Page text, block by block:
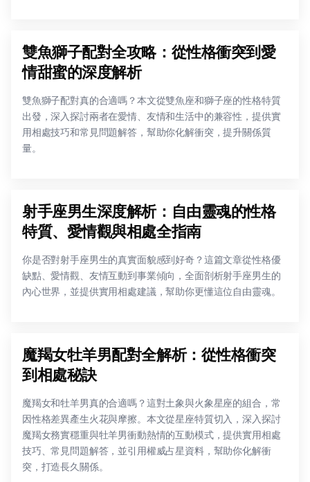
雙魚獅子配對全攻略：從性格衝突到愛
情甜蜜的深度解析
雙魚獅子配對真的合適嗎？本文從雙魚座和獅子座的性格特質
出發，深入探討兩者在愛情、友情和生活中的兼容性，提供實
用相處技巧和常見問題解答，幫助你化解衝突，提升關係質
量。
射手座男生深度解析：自由靈魂的性格
特質、愛情觀與相處全指南
你是否對射手座男生的真實面貌感到好奇？這篇文章從性格優
缺點、愛情觀、友情互動到事業傾向，全面剖析射手座男生的
內心世界，並提供實用相處建議，幫助你更懂這位自由靈魂。
魔羯女牡羊男配對全解析：從性格衝突
到相處秘訣
魔羯女和牡羊男真的合適嗎？這對土象與火象星座的組合，常
因性格差異產生火花與摩擦。本文從星座特質切入，深入探討
魔羯女務實穩重與牡羊男衝動熱情的互動模式，提供實用相處
技巧、常見問題解答，並引用權威占星資料，幫助你化解衝
突，打造長久關係。